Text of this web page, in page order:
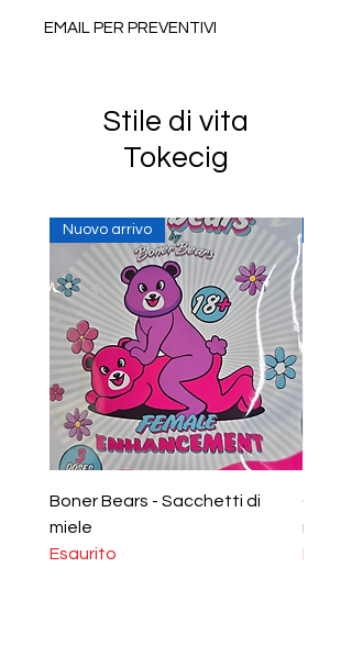
EMAIL PER PREVENTIVI
Stile di vita
Tokecig
Nuovo arrivo
Boner Bears - Sacchetti di
miele
Esaurito